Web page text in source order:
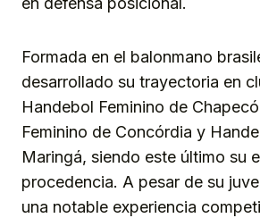
Formada en el balonmano
desarrollado su trayectoria en
Handebol Feminino de
Feminino de Concórdia y
Maringá, siendo este último su
procedencia. A pesar de su
una notable experiencia